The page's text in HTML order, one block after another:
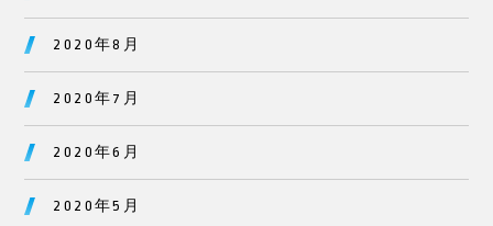
2020年8月
2020年7月
2020年6月
2020年5月